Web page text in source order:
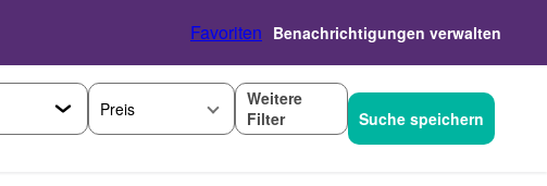
Favoriten Benachrichtigungen verwalten
Preis
Weitere
Filter
Suche speichern